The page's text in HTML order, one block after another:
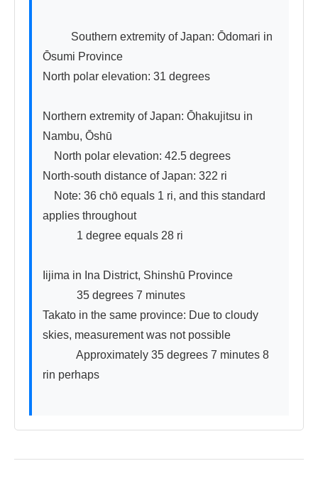
Ōsumi Province
North polar elevation: 31 degrees
Northern extremity of Japan: Ōhakujitsu in
Nambu, Ōshū
North polar elevation: 42.5 degrees
North-south distance of Japan: 322 ri
Note: 36 chō equals 1 ri, and this standard
applies throughout
1 degree equals 28 ri
Iijima in Ina District, Shinshū Province
35 degrees 7 minutes
Takato in the same province: Due to cloudy
skies, measurement was not possible
Approximately 35 degrees 7 minutes 8
rin perhaps